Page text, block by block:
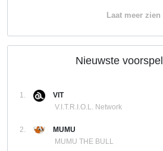
Laat meer zien
Nieuwste
1.
VIT
V.I.T.R.I.O.L. Network
2.
MUMU
MUMU THE BULL